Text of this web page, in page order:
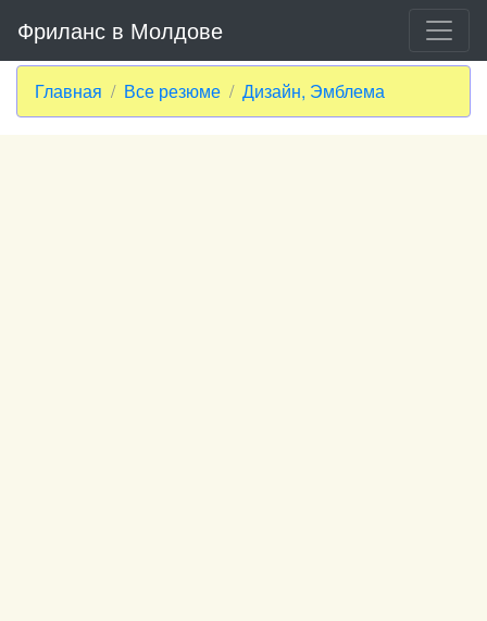
Фриланс в Молдове
Главная Все резюме Дизайн, Эмблема